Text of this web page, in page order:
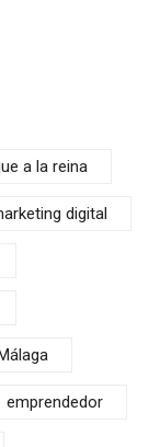
a la reina
digital
emprendedor